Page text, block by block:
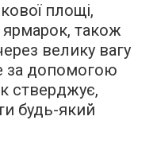
площі,
також
велику вагу
за допомогою
стверджує,
будь-який